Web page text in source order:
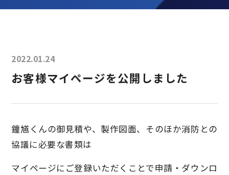
2022.01.24
お客様マイページを公開しました
鐘馗くんの御見積や、製作図面、そのほか消防との
協議に必要な書類は
マイページにご登録いただくことで申請・ダウンロ